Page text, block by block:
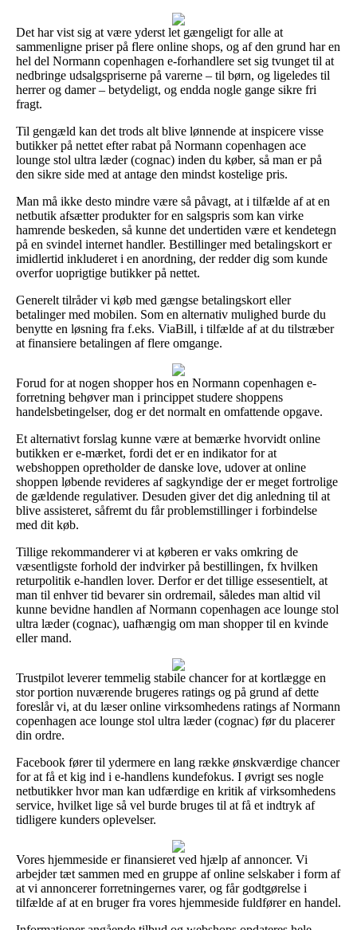
Det har vist sig at være yderst let gængeligt for alle at
sammenligne priser på flere online shops, og af den grund har en
hel del Normann copenhagen e-forhandlere set sig tvunget til at
nedbringe udsalgspriserne på varerne – til børn, og ligeledes til
herrer og damer – betydeligt, og endda nogle gange sikre fri
fragt.
Til gengæld kan det trods alt blive lønnende at inspicere visse
butikker på nettet efter rabat på Normann copenhagen ace
lounge stol ultra læder (cognac) inden du køber, så man er på
den sikre side med at antage den mindst kostelige pris.
Man må ikke desto mindre være så påvagt, at i tilfælde af at en
netbutik afsætter produkter for en salgspris som kan virke
hamrende beskeden, så kunne det undertiden være et kendetegn
på en svindel internet handler. Bestillinger med betalingskort er
imidlertid inkluderet i en anordning, der redder dig som kunde
overfor uoprigtige butikker på nettet.
Generelt tilråder vi køb med gængse betalingskort eller
betalinger med mobilen. Som en alternativ mulighed burde du
benytte en løsning fra f.eks. ViaBill, i tilfælde af at du tilstræber
at finansiere betalingen af flere omgange.
Forud for at nogen shopper hos en Normann copenhagen e-
forretning behøver man i princippet studere shoppens
handelsbetingelser, dog er det normalt en omfattende opgave.
Et alternativt forslag kunne være at bemærke hvorvidt online
butikken er e-mærket, fordi det er en indikator for at
webshoppen opretholder de danske love, udover at online
shoppen løbende revideres af sagkyndige der er meget fortrolige
de gældende regulativer. Desuden giver det dig anledning til at
blive assisteret, såfremt du får problemstillinger i forbindelse
med dit køb.
Tillige rekommanderer vi at køberen er vaks omkring de
væsentligste forhold der indvirker på bestillingen, fx hvilken
returpolitik e-handlen lover. Derfor er det tillige essesentielt, at
man til enhver tid bevarer sin ordremail, således man altid vil
kunne bevidne handlen af Normann copenhagen ace lounge stol
ultra læder (cognac), uafhængig om man shopper til en kvinde
eller mand.
Trustpilot leverer temmelig stabile chancer for at kortlægge en
stor portion nuværende brugeres ratings og på grund af dette
foreslår vi, at du læser online virksomhedens ratings af Normann
copenhagen ace lounge stol ultra læder (cognac) før du placerer
din ordre.
Facebook fører til ydermere en lang række ønskværdige chancer
for at få et kig ind i e-handlens kundefokus. I øvrigt ses nogle
netbutikker hvor man kan udfærdige en kritik af virksomhedens
service, hvilket lige så vel burde bruges til at få et indtryk af
tidligere kunders oplevelser.
Vores hjemmeside er finansieret ved hjælp af annoncer. Vi
arbejder tæt sammen med en gruppe af online selskaber i form af
at vi annoncerer forretningernes varer, og får godtgørelse i
tilfælde af at en bruger fra vores hjemmeside fuldfører en handel.